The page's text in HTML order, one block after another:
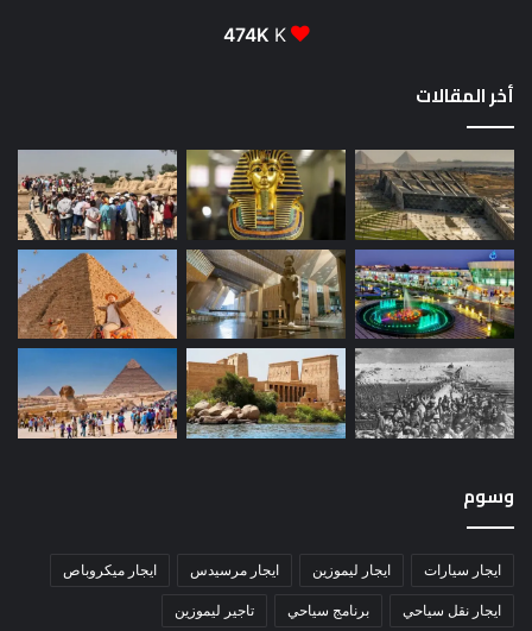
474K K
أخر المقالات
وسوم
ايجار سيارات ايجار ليموزين ايجار مرسيدس ايجار ميكروباص
ايجار نقل سياحي برنامج سياحي تاجير ليموزين